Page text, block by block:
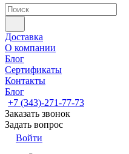
Доставка
О компании
Блог
Сертификаты
Контакты
Блог
+7 (343)-271-77-73
Заказать звонок
Задать вопрос
Войти